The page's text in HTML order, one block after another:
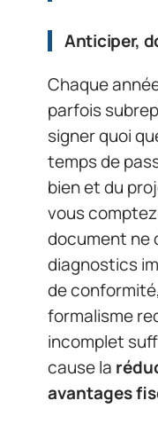
Anticiper,
Chaque
parfois
signer quoi
temps de
bien et du
vous
document ne
diagnostics
de
formalisme
incomplet
cause la
avantages